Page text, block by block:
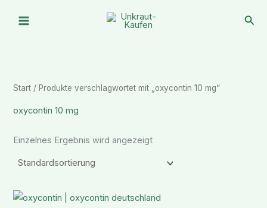
Inhalt
Start / Produkte verschlagwortet mit „oxycontin 10 mg“
oxycontin 10 mg
Einzelnes Ergebnis wird angezeigt
Preisspanne: